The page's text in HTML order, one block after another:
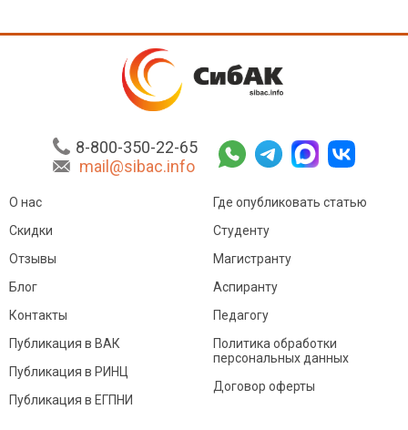
8-800-350-22-65
mail@sibac.info
О нас
Скидки
Отзывы
Блог
Контакты
Где опубликовать статью
Студенту
Магистранту
Аспиранту
Педагогу
Публикация в ВАК
Публикация в РИНЦ
Публикация в ЕГПНИ
Политика обработки
персональных данных
Договор оферты